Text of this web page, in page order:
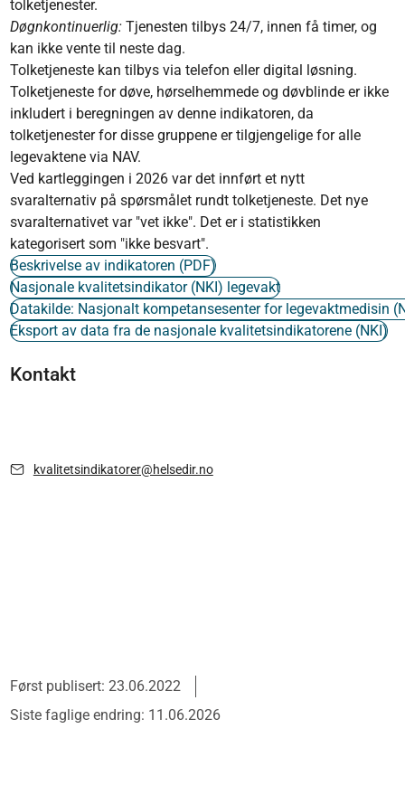
tolketjenester.
Døgnkontinuerlig: Tjenesten tilbys 24/7, innen få timer, og
kan ikke vente til neste dag.
Tolketjeneste kan tilbys via telefon eller digital løsning.
Tolketjeneste for døve, hørselhemmede og døvblinde er ikke
inkludert i beregningen av denne indikatoren, da
tolketjenester for disse gruppene er tilgjengelige for alle
legevaktene via NAV.
Ved kartleggingen i 2026 var det innført et nytt
svaralternativ på spørsmålet rundt tolketjeneste. Det nye
svaralternativet var "vet ikke". Det er i statistikken
kategorisert som "ikke besvart".
Beskrivelse av indikatoren (PDF)
Nasjonale kvalitetsindikator (NKI) legevakt
Datakilde: Nasjonalt kompetansesenter for legevaktmedisin
Eksport av data fra de nasjonale kvalitetsindikatorene (NKI)
Kontakt
kvalitetsindikatorer@helsedir.no
Først publisert: 23.06.2022
Siste faglige endring: 11.06.2026